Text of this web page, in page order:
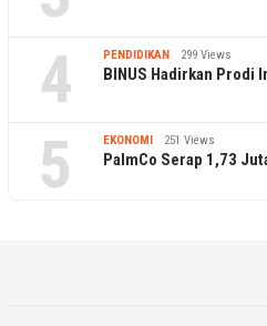
4 PENDIDIKAN 299 Views
BINUS Hadirkan Prodi
5 EKONOMI 251 Views
PalmCo Serap 1,73